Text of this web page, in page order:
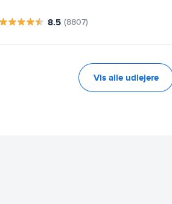
8.5 (8807)
Vis alle udlejere